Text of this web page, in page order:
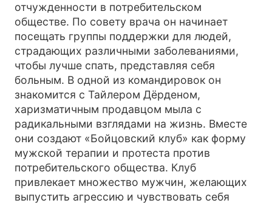
отчужденности в потребительском
обществе. По совету врача он начинает
посещать группы поддержки для людей,
страдающих различными заболеваниями,
чтобы лучше спать, представляя себя
больным. В одной из командировок он
знакомится с Тайлером Дёрденом,
харизматичным продавцом мыла с
радикальными взглядами на жизнь. Вместе
они создают «Бойцовский клуб» как форму
мужской терапии и протеста против
потребительского общества. Клуб
привлекает множество мужчин, желающих
выпустить агрессию и чувствовать себя